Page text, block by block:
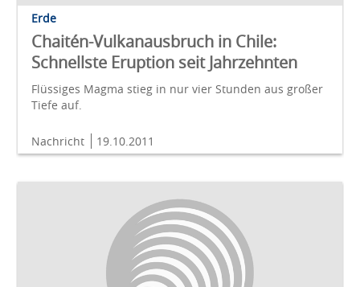
Erde
Chaitén-Vulkanausbruch in Chile:
Schnellste Eruption seit Jahrzehnten
Flüssiges Magma stieg in nur vier Stunden aus großer
Tiefe auf.
Nachricht 19.10.2011